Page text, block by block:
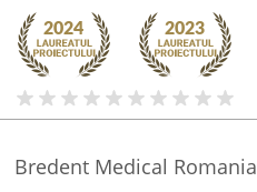
Bredent Medical Romania